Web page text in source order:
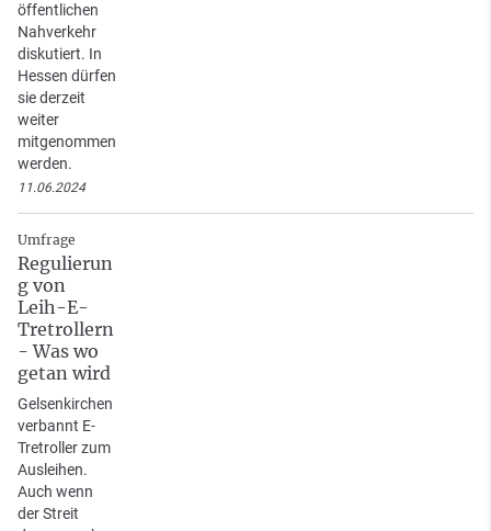
öffentlichen
Nahverkehr
diskutiert. In
Hessen dürfen
sie derzeit
weiter
mitgenommen
werden.
11.06.2024
Umfrage
Regulierun
g von
Leih-E-
Tretrollern
- Was wo
getan wird
Gelsenkirchen
verbannt E-
Tretroller zum
Ausleihen.
Auch wenn
der Streit